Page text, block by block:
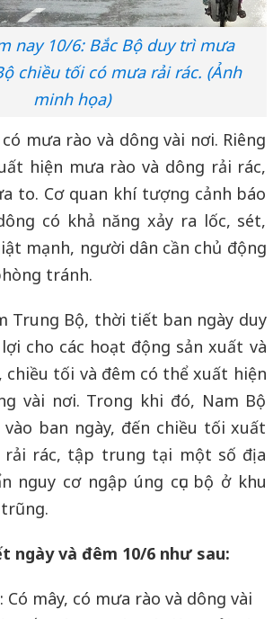
nay 10/6: Bắc Bộ duy trì mưa
chiều tối có mưa rải rác. (Ảnh
minh họa)
mưa rào và dông vài nơi. Riêng
hiện mưa rào và dông rải rác,
to. Cơ quan khí tượng cảnh báo
có khả năng xảy ra lốc, sét,
mạnh, người dân cần chủ động
tránh.
Trung Bộ, thời tiết ban ngày duy
cho các hoạt động sản xuất và
chiều tối và đêm có thể xuất hiện
vài nơi. Trong khi đó, Nam Bộ
vào ban ngày, đến chiều tối xuất
rải rác, tập trung tại một số địa
nguy cơ ngập úng cục bộ ở khu
ngày và đêm 10/6 như sau:
Có mây, có mưa rào và dông vài